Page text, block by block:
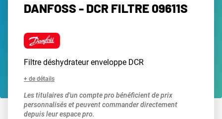
DANFOSS - DCR FILTRE 09611S
Filtre déshydrateur enveloppe DCR
+ de détails
Les titulaires d'un compte pro bénéficient de prix
personnalisés et peuvent commander directement
depuis leur espace pro.